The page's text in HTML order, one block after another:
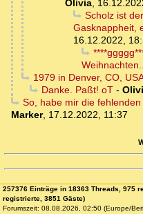
Olivia,
Scholz ist
Gasknappheit,
16.12.2022,
1979 in Denver, CO, USA
Danke. Paßt! oT-
So, habe mir die
Marker, 17.12.2022, 11:37
257376 Einträge in 18363 Threads, 975
registrierte, 3851 Gäste)
Forumszeit: 08.08.2026, 02:50 (Europe/